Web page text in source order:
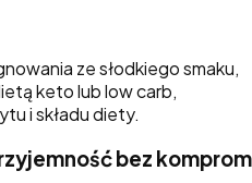
ze słodkiego smaku,
keto lub low carb,
i składu diety.
bez